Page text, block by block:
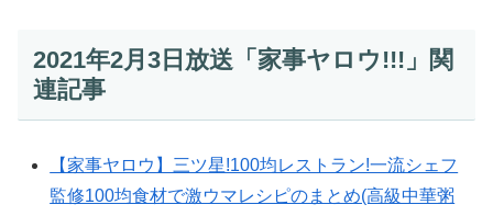
2021年2月3日放送「家事ヤロウ!!!」関
連記事
【家事ヤロウ】三ツ星!100均レストラン!一流シェフ
監修100均食材で激ウマレシピのまとめ(高級中華粥